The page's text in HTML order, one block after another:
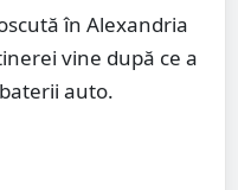
în Alexandria
vine după ce a
auto.